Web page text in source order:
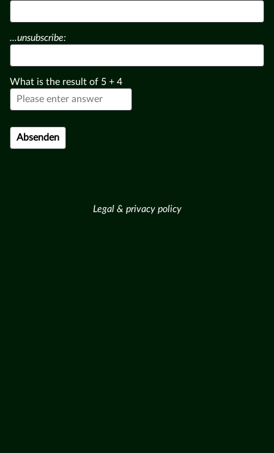
...unsubscribe:
What is the result of 5 + 4
Legal & privacy policy